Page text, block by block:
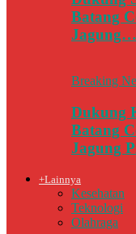
Batang
Jagung…
Breaking
Dukung
Batang
Jagung
+Lainnya
Kesehatan
Teknologi
Olahraga